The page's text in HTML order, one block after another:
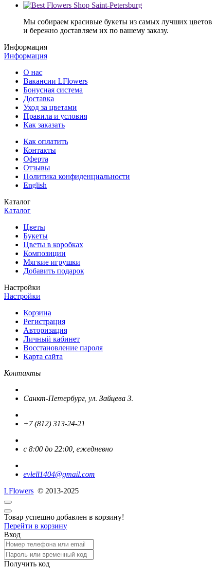
Мы собираем красивые букеты из самых лучших цветов
и бережно доставляем их по вашему заказу.
Информация
Информация
О нас
Вакансии LFlowers
Бонусная система
Доставка
Уход за цветами
Правила и условия
Как заказать
Как оплатить
Контакты
Оферта
Отзывы
Политика конфиденциальности
English
Каталог
Каталог
Цветы
Букеты
Цветы в коробках
Композиции
Мягкие игрушки
Добавить подарок
Настройки
Настройки
Корзина
Регистрация
Авторизация
Личный кабинет
Восстановление пароля
Карта сайта
Контакты
Санкт-Петербург, ул. Зайцева 3.
+7 (812) 313-24-21
с 8:00 до 22:00, ежедневно
evlell1404@gmail.com
LFlowers © 2013-2025
Товар успешно добавлен в корзину!
Перейти в корзину
Вход
Получить код